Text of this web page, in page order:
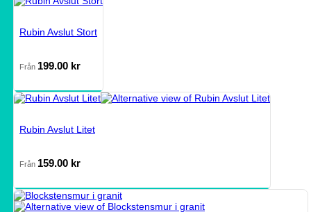
Rubin Avslut Stort
Från 199.00 kr
Rubin Avslut Litet
Från 159.00 kr